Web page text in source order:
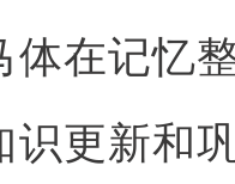
体在记忆
识更新和